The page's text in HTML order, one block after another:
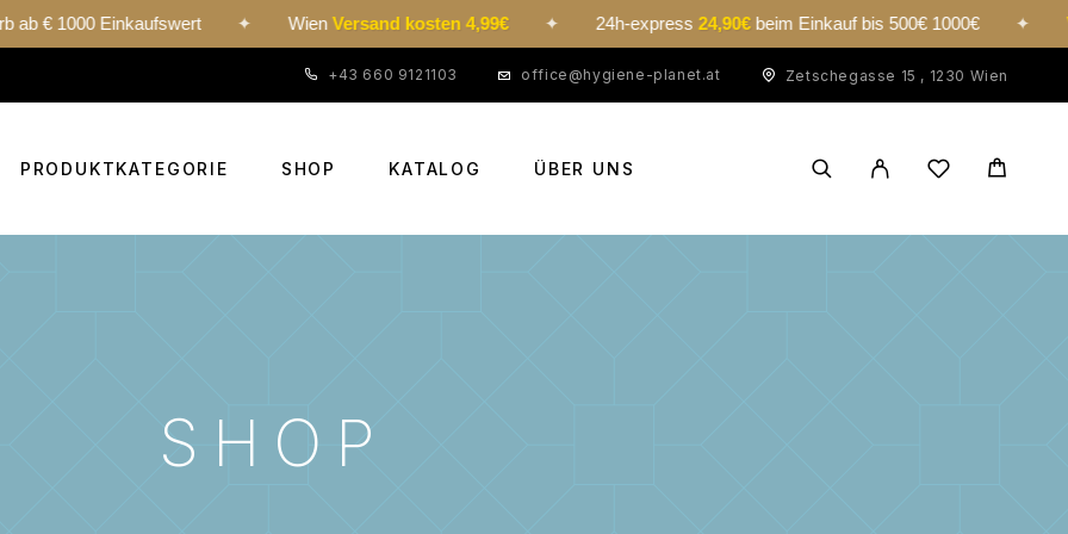
Einkaufswert ✦ Wien Versand kosten 4,99€ ✦ 24h-express24,90€beim Einkauf bis 500€ 1000€ ✦
+43 660 9121103 office@hygiene-planet.at Zetschegasse 15 , 1230 Wien
PRODUKTKATEGORIE SHOP KATALOG ÜBER UNS
SHOP